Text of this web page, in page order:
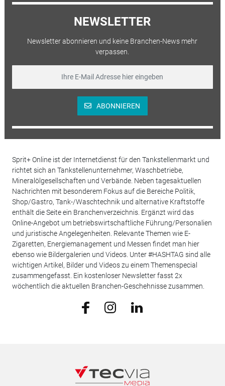
NEWSLETTER
Newsletter abonnieren und keine Branchen-News mehr
verpassen.
ABONNIEREN
Sprit+ Online ist der Internetdienst für den Tankstellenmarkt und
richtet sich an Tankstellenunternehmer, Waschbetriebe,
Mineralölgesellschaften und Verbände. Neben tagesaktuellen
Nachrichten mit besonderem Fokus auf die Bereiche Politik,
Shop/Gastro, Tank-/Waschtechnik und alternative Kraftstoffe
enthält die Seite ein Branchenverzeichnis. Ergänzt wird das
Online-Angebot um betriebswirtschaftliche Führung/Personalien
und juristische Angelegenheiten. Relevante Themen wie E-
Zigaretten, Energiemanagement und Messen findet man hier
ebenso wie Bildergalerien und Videos. Unter #HASHTAG sind alle
wichtigen Artikel, Bilder und Videos zu einem Themenspecial
zusammengefasst. Ein kostenloser Newsletter fasst 2x
wöchentlich die aktuellen Branchen-Geschehnisse zusammen.